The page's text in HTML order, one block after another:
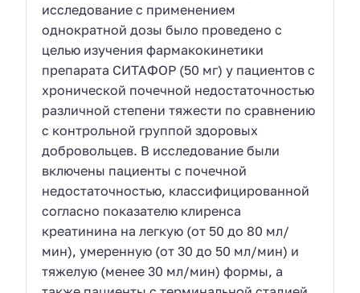
исследование с применением
однократной дозы было проведено с
целью изучения фармакокинетики
препарата СИТАФОР (50 мг) у пациентов с
хронической почечной недостаточностью
различной степени тяжести по сравнению
с контрольной группой здоровых
добровольцев. В исследование были
включены пациенты с почечной
недостаточностью, классифицированной
согласно показателю клиренса
креатинина на легкую (от 50 до 80 мл/
мин), умеренную (от 30 до 50 мл/мин) и
тяжелую (менее 30 мл/мин) формы, а